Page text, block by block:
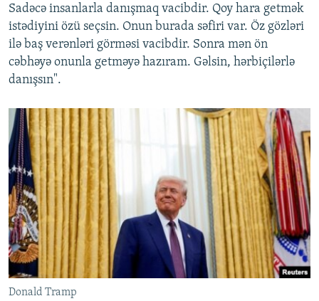
Sadəcə insanlarla danışmaq vacibdir. Qoy hara getmək
istədiyini özü seçsin. Onun burada səfiri var. Öz gözləri
ilə baş verənləri görməsi vacibdir. Sonra mən ön
cəbhəyə onunla getməyə hazıram. Gəlsin, hərbiçilərlə
danışsın".
Donald Tramp